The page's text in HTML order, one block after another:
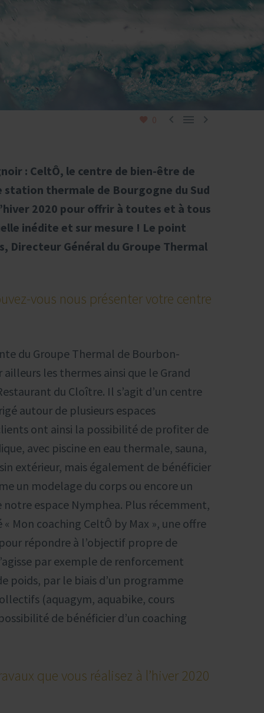
0   
: CeltÔ, le centre de bien-être de
station thermale de Bourgogne du Sud
2020 pour offrir à toutes et à tous
inédite et sur mesure ! Le point
Directeur Général du Groupe Thermal
vous nous présenter votre centre
du Groupe Thermal de Bourbon-
les thermes ainsi que le Grand
du Cloître. Il s’agit d’un centre
autour de plusieurs espaces
ont ainsi la possibilité de profiter de
avec piscine en eau thermale, sauna,
extérieur, mais également de bénéficier
un modelage du corps ou encore un
notre espace Nymphea. Plus récemment,
« Mon coaching CeltÔ by Max », une offre
répondre à l’objectif propre de
par exemple de renforcement
poids, par le biais d’un programme
(aquagym, aquabike, cours
de bénéficier d’un coaching
que vous réalisez à l’hiver 2020